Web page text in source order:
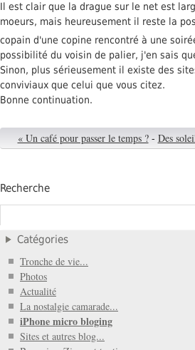
Il est clair que la drague sur le net est
moeurs, mais heureusement il reste la
copain d'une copine rencontré à une
possibilité du voisin de palier, j'en sais
Sinon, plus sérieusement il existe des
conviviaux que celui que vous citez.
Bonne continuation.
« Un café pour passer le temps ? - Des
Recherche
Catégories
Tronche de vie...
Photos
Actualité
La nostalgie camarade...
iPhone micro bloging
Sites et autres blog...